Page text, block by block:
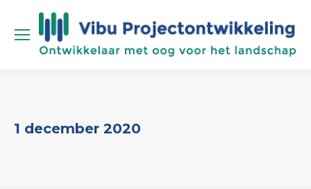
1 december 2020